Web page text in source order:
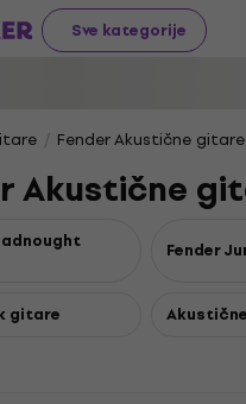
Sve kategorije
Fender Akustične gitare
Akustične
Fender
gitare